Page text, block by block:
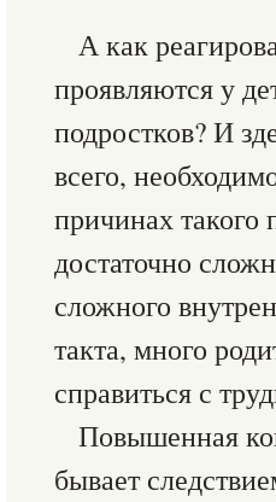
А как
проявляются у
подростков? И
всего,
причинах
достаточно
сложного
такта, много
справиться с
Повышенная
бывает